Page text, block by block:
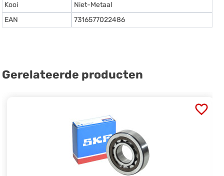
Kooi
Niet-Metaal
EAN
7316577022486
Gerelateerde producten